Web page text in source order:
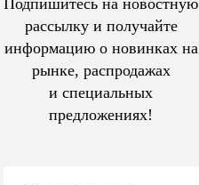
рассылку и получайте
информацию о новинках на
рынке, распродажах
и специальных
предложениях!